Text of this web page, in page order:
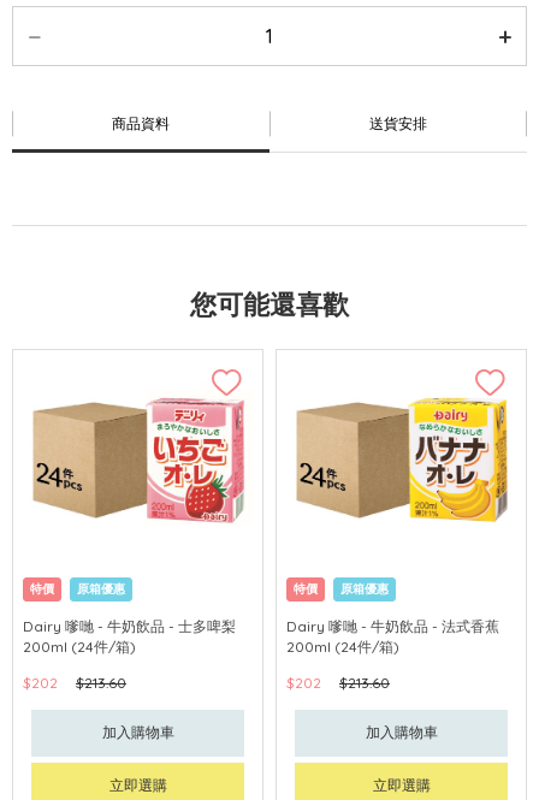
商品資料 送貨安排
您可能還喜歡
特價 原箱優惠
Dairy 嗲哋 - 牛奶飲品 - 士多啤梨
200ml (24件/箱)
$202
$213.60
加入購物車
立即選購
特價 原箱優惠
Dairy 嗲哋 - 牛奶飲品 - 法式香蕉
200ml (24件/箱)
$202
$213.60
加入購物車
立即選購